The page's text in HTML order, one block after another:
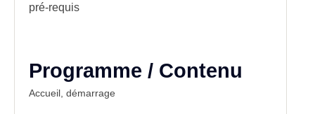
pré-requis
Programme / Contenu
Accueil, démarrage